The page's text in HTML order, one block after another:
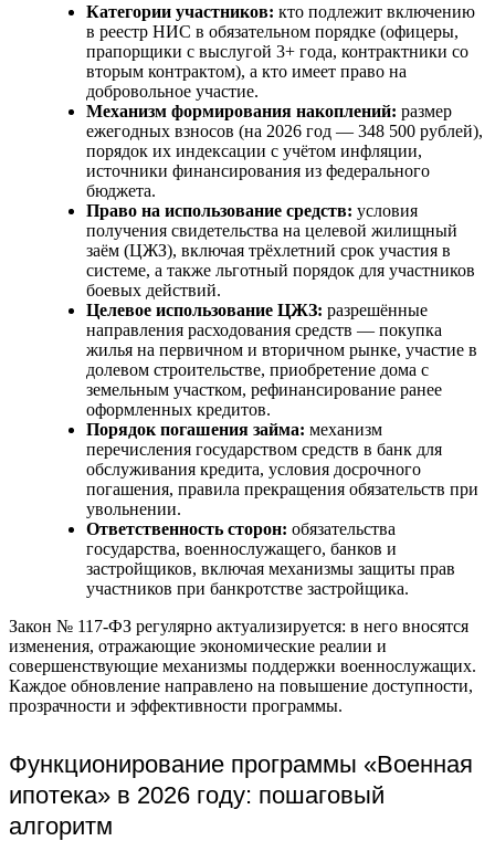
Категории участников: кто подлежит включению
в реестр НИС в обязательном порядке (офицеры,
прапорщики с выслугой 3+ года, контрактники со
вторым контрактом), а кто имеет право на
добровольное участие.
Механизм формирования накоплений: размер
ежегодных взносов (на 2026 год — 348 500 рублей),
порядок их индексации с учётом инфляции,
источники финансирования из федерального
бюджета.
Право на использование средств: условия
получения свидетельства на целевой жилищный
заём (ЦЖЗ), включая трёхлетний срок участия в
системе, а также льготный порядок для участников
боевых действий.
Целевое использование ЦЖЗ: разрешённые
направления расходования средств — покупка
жилья на первичном и вторичном рынке, участие в
долевом строительстве, приобретение дома с
земельным участком, рефинансирование ранее
оформленных кредитов.
Порядок погашения займа: механизм
перечисления государством средств в банк для
обслуживания кредита, условия досрочного
погашения, правила прекращения обязательств при
увольнении.
Ответственность сторон: обязательства
государства, военнослужащего, банков и
застройщиков, включая механизмы защиты прав
участников при банкротстве застройщика.
Закон № 117-ФЗ регулярно актуализируется: в него вносятся
изменения, отражающие экономические реалии и
совершенствующие механизмы поддержки военнослужащих.
Каждое обновление направлено на повышение доступности,
прозрачности и эффективности программы.
Функционирование программы «Военная
ипотека» в 2026 году: пошаговый
алгоритм